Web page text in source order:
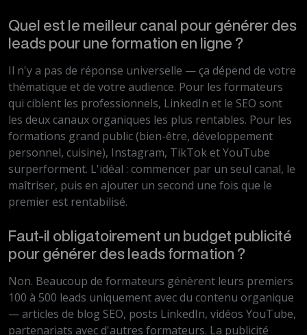
Quel est le meilleur canal pour générer des
leads pour une formation en ligne ?
Il n'y a pas de réponse universelle — ça dépend de votre
thématique et de votre audience. Pour les formateurs
qui ciblent les professionnels, LinkedIn et le SEO sont
les deux canaux organiques les plus rentables. Pour les
formations grand public (bien-être, développement
personnel, cuisine), Instagram, TikTok et YouTube
surperforment. L'idéal : commencer par un seul canal, le
maîtriser, puis en ajouter un second une fois que le
premier est rentabilisé.
Faut-il obligatoirement un budget publicité
pour générer des leads formation ?
Non. Beaucoup de formateurs génèrent leurs premiers
100 à 500 leads uniquement avec du contenu organique
— articles de blog SEO, posts LinkedIn, vidéos YouTube,
partenariats avec d'autres formateurs. La publicité